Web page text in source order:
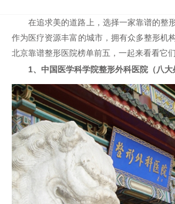
在追求美的道路上，选择一家靠谱的整
作为医疗资源丰富的城市，拥有众多整形机
北京靠谱整形医院榜单前五，一起来看看它
1、中国医学科学院整形外科医院（八大